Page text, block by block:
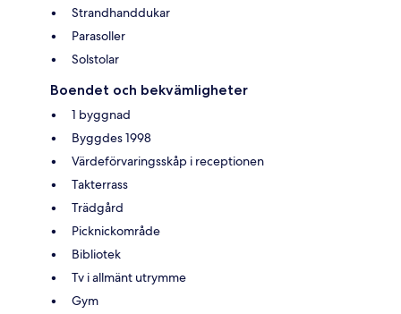
Strandhanddukar
Parasoller
Solstolar
Boendet och bekvämligheter
1 byggnad
Byggdes 1998
Värdeförvaringsskåp i receptionen
Takterrass
Trädgård
Picknickområde
Bibliotek
Tv i allmänt utrymme
Gym